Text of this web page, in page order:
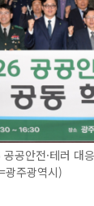
공안전·테러 대
광주광역시)